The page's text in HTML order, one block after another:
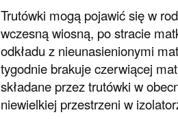
Trutówki mogą pojawić się w
wczesną wiosną, po stracie
odkładu z nieunasienionymi
tygodnie brakuje czerwiącej
składane przez trutówki w
niewielkiej przestrzeni w